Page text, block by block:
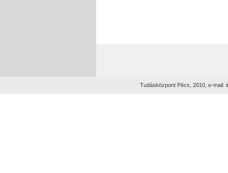
Tudásközpont Pécs, 2010, e-mail: